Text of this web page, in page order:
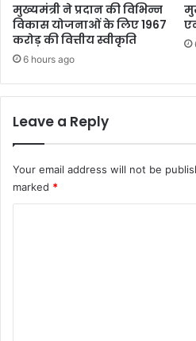
भ
ट्ट
मुख्यमंत्री ने प्रदान की विभिन्न
विकास योजनाओं के लिए 1967
करोड़ की वित्तीय स्वीकृति
6 hours ago
Leave a Reply
Your email address will not be
marked *